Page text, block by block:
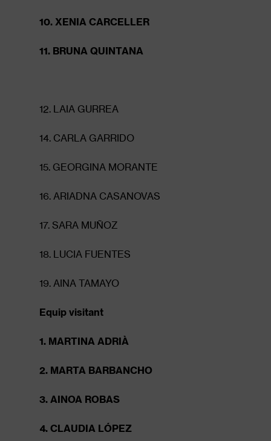
10. XENIA CARCELLER
11. BRUNA QUINTANA
12. LAIA GURREA
14. CARLA GARRIDO
15. GEORGINA MORANTE
16. ARIADNA CASANOVAS
17. SARA MUÑOZ
18. LUCIA FUENTES
19. AINA TAMAYO
Equip visitant
1. MARTINA ADRIÀ
2. MARTA BARBANCHO
3. AINOA ROBAS
4. CLAUDIA LÓPEZ